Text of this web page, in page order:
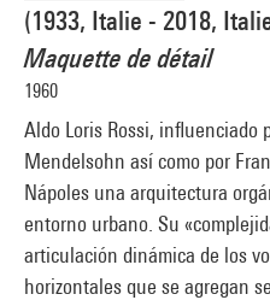
(1933, Italie - 2018,
Maquette de détail
1960
Aldo Loris Rossi, influenciado
Mendelsohn así como por
Nápoles una arquitectura
entorno urbano. Su
articulación dinámica de los
horizontales que se agregan